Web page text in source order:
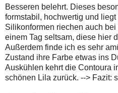
Besseren belehrt. Dieses
formstabil, hochwertig und
Silikonformen riechen auch
einem Tag seltsam, diese hier
Außerdem finde ich es sehr
Zustand ihre Farbe etwas ins
Auskühlen kehrt die Contoura
schönen Lila zurück. --> Fazit: